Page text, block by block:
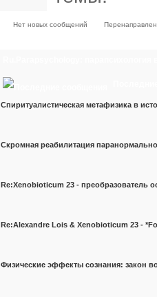
Нет новых сообщений
Спиритуалистическая метафизика в
Скромная реабилитация
Re:Xenobioticum 23 - преобразователь
Re:Alexandre Lois & Xenobioticum 23 -
Физические эффекты сознания: закон